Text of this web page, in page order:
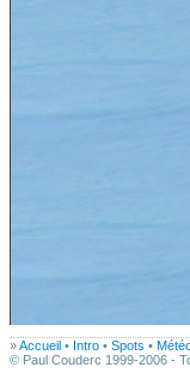
»Accueil • Intro • Spots •
© Paul Couderc 1999-2006 -